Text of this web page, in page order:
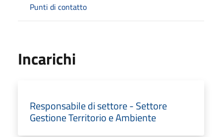
Punti di contatto
Incarichi
Responsabile di settore - Settore
Gestione Territorio e Ambiente